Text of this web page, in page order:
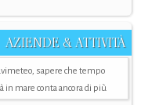
AZIENDE & ATTIVITÀ
sapere che tempo
in mare conta ancora di più